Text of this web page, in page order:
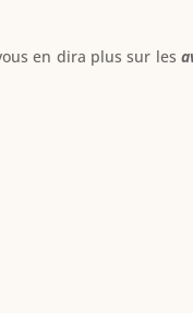
en dira plus sur les